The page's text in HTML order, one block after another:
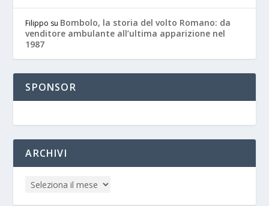
Filippo su Bombolo, la storia del volto Romano: da
venditore ambulante all’ultima apparizione nel
1987
SPONSOR
ARCHIVI